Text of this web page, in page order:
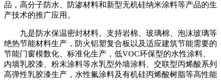
品，高分子防水、防渗材料和新型无机硅纳米涂料等产品的生
产技术的推广应用。
九是防水保温密封材料。支持岩棉、玻璃棉、泡沫玻璃等
绝热节能材料生产，防火铝塑复合板以及适应建筑节能需要的
节能门窗模数化、标准化生产，低VOC环保型的水性涂料、
内墙乳胶漆、粉末涂料等水乳型外墙涂料、交联型丙烯酸系列
高弹性乳胶漆生产，水性氟涂料及有机硅丙烯酸树脂等高性能